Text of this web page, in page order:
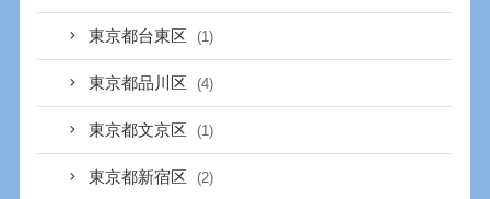
東京都台東区 (1)
東京都品川区 (4)
東京都文京区 (1)
東京都新宿区 (2)